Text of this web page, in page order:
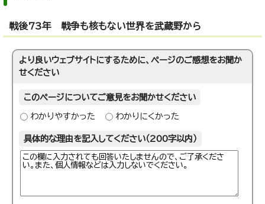
戦後73年 戦争も核もない世界を武蔵野から
より良いウェブサイトにするために、ページのご感想をお聞か
せください
このページについてご意見をお聞かせください
わかりやすかった わかりにくかった
具体的な理由を記入してください（200字以内）